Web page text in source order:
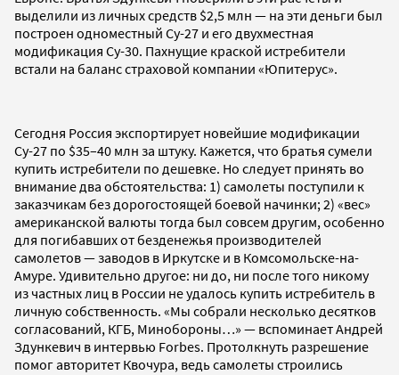
выделили из личных средств $2,5 млн — на эти деньги был
построен одноместный Су-27 и его двухместная
модификация Су-30. Пахнущие краской истребители
встали на баланс страховой компании «Юпитерус».
Сегодня Россия экспортирует новейшие модификации
Су-27 по $35–40 млн за штуку. Кажется, что братья сумели
купить истребители по дешевке. Но следует принять во
внимание два обстоятельства: 1) самолеты поступили к
заказчикам без дорогостоящей боевой начинки; 2) «вес»
американской валюты тогда был совсем другим, особенно
для погибавших от безденежья производителей
самолетов — заводов в Иркутске и в Комсомольске-на-
Амуре. Удивительно другое: ни до, ни после того никому
из частных лиц в России не удалось купить истребитель в
личную собственность. «Мы собрали несколько десятков
согласований, КГБ, Минобороны…» — вспоминает Андрей
Здункевич в интервью Forbes. Протолкнуть разрешение
помог авторитет Квочура, ведь самолеты строились